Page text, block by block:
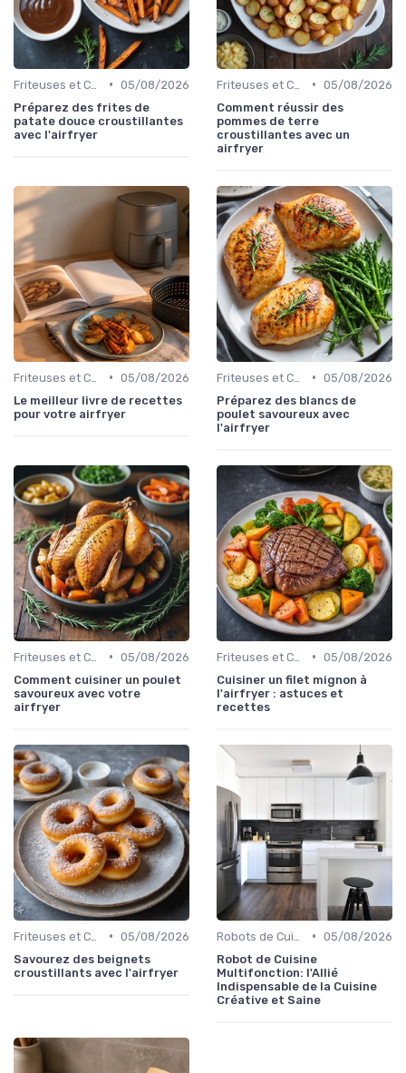
• 05/08/2026
Préparez des frites de
patate douce croustillantes
avec l'airfryer
• 05/08/2026
Comment réussir des
pommes de terre
croustillantes avec un
airfryer
• 05/08/2026
Le meilleur livre de recettes
pour votre airfryer
• 05/08/2026
Préparez des blancs de
poulet savoureux avec
l'airfryer
• 05/08/2026
Comment cuisiner un poulet
savoureux avec votre
airfryer
• 05/08/2026
Cuisiner un filet mignon à
l'airfryer : astuces et
recettes
• 05/08/2026
Savourez des beignets
croustillants avec l'airfryer
• 05/08/2026
Robot de Cuisine
Multifonction: l'Allié
Indispensable de la Cuisine
Créative et Saine